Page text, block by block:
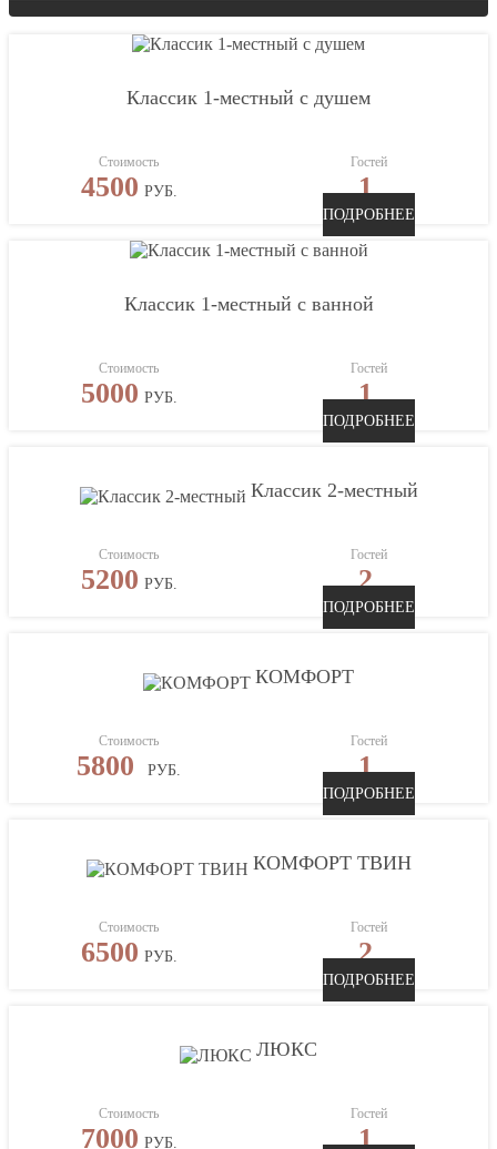
Классик 1-местный с душем
Стоимость
4500 РУБ.
Гостей
1
ПОДРОБНЕЕ
Классик 1-местный с ванной
Стоимость
5000 РУБ.
Гостей
1
ПОДРОБНЕЕ
Классик 2-местный
Стоимость
5200 РУБ.
Гостей
2
ПОДРОБНЕЕ
КОМФОРТ
Стоимость
5800 РУБ.
Гостей
1
ПОДРОБНЕЕ
КОМФОРТ ТВИН
Стоимость
6500 РУБ.
Гостей
2
ПОДРОБНЕЕ
ЛЮКС
Стоимость
7000 РУБ.
Гостей
1